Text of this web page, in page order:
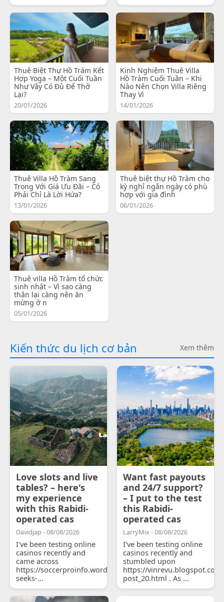
Thuê Biệt Thự Hồ Tràm Kết
Hợp Yoga – Một Cuối Tuần
Như Vậy Có Đủ Để Thở
Lại?
20/01/2026
Kinh Nghiệm Thuê Villa
Hồ Tràm Cuối Tuần – Khi
Nào Nên Chọn Villa Riêng
Thay Vì
14/01/2026
Thuê Villa Hồ Tràm Sang
Trọng Với Giá Ưu Đãi – Có
Phải Chỉ Là Lời Hứa?
13/01/2026
Thuê biệt thự Hồ Tràm cho
kỳ nghỉ ngắn ngày có phù
hợp với gia đình
06/01/2026
Thuê villa Hồ Tràm tổ chức
sinh nhật – Vì sao càng
thân lại càng nên ăn
mừng ở n
05/01/2026
Kiến thức du lịch cơ bản Xem thêm
Love slots and live
tables? – here's
my experience
with this Rabidi-
operated cas
Davidjap - 08/08/2026
I've been testing online
casinos recently and
came across
https://soccerproinfo.wordpress.com/2026/07/11/courtois-
seeks-...
Want fast payouts
and 24/7 support?
– I put to the test
this Rabidi-
operated cas
LarryMix - 08/08/2026
I've been testing online
casinos recently and
stumbled upon
https://
post_20.html . As ...